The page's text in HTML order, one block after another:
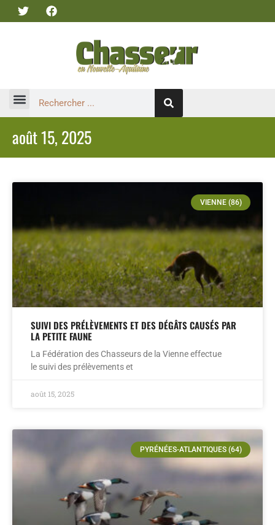
août 15, 2025
VIENNE (86)
SUIVI DES PRÉLÈVEMENTS ET DES DÉGÂTS CAUSÉS PAR
LA PETITE FAUNE
La Fédération des Chasseurs de la Vienne effectue
le suivi des prélèvements et
août 15, 2025
PYRÉNÉES-ATLANTIQUES (64)